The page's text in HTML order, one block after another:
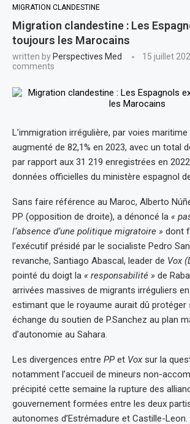
MIGRATION CLANDESTINE
Migration clandestine : Les
toujours les Marocains
written by Perspectives Med 15 juillet
comments
L’immigration irrégulière, par voies
augmenté de 82,1% en 2023, avec un total
par rapport aux 31 219 enregistrées en
données officielles du ministère espagnol de
Sans faire référence au Maroc, Alberto
PP (opposition de droite), a dénoncé la «
l’absence d’une politique migratoire » dont
l’exécutif présidé par le socialiste Pedro
revanche, Santiago Abascal, leader de Vox
pointé du doigt la « responsabilité » de
arrivées massives de migrants irréguliers en
estimant que le royaume aurait dû protéger
échange du soutien de P.Sanchez au plan
d’autonomie au Sahara.
Les divergences entre PPet Vox sur la
notamment l’accueil de mineurs non-
précipité cette semaine la rupture des
gouvernement formées entre les deux
autonomes d’Estrémadure et Castille-Leon.